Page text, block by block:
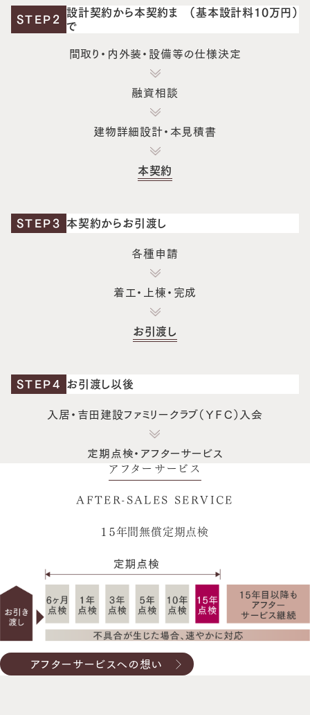
STEP2
設計契約から本契約ま
で
（基本設計料10万円）
間取り・内外装・設備等の仕様決定
融資相談
建物詳細設計・本見積書
本契約
STEP3 本契約からお引渡し
各種申請
着工・上棟・完成
お引渡し
STEP4 お引渡し以後
入居・ 吉田建設ファミリークラブ（ＹＦＣ）入会
定期点検・アフターサービス
アフターサービス
AFTER-SALES SERVICE
１５年間無償定期点検
アフターサービスへの想い